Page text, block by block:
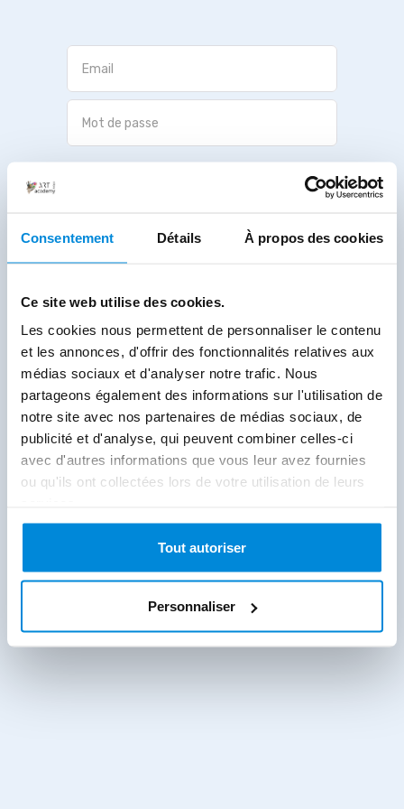
Consentement Détails À propos des cookies
Ce site web utilise des cookies.
Les cookies nous permettent de personnaliser le contenu
et les annonces, d'offrir des fonctionnalités relatives aux
médias sociaux et d'analyser notre trafic. Nous
partageons également des informations sur l'utilisation de
notre site avec nos partenaires de médias sociaux, de
publicité et d'analyse, qui peuvent combiner celles-ci
avec d'autres informations que vous leur avez fournies
ou qu'ils ont collectées lors de votre utilisation de leurs
Tout autoriser
Personnaliser